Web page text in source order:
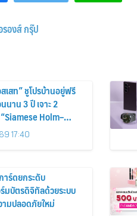
รองส์ กรุ๊ป
เสท” ชูโปรบ้านอยู่ฟรี
นาน 3 ปี เจาะ 2
Holm–
พร้อม
สิทธิพิเศษถึง 31
17:40
าร์ดยกระดับ
บัตรดิจิทัลด้วยระบบ
มปลอดภัยใหม่